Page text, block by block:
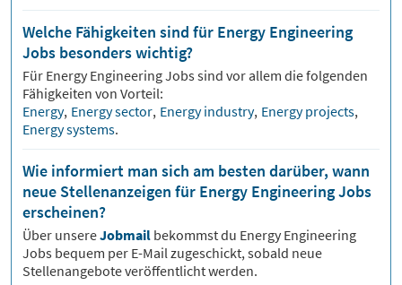
Welche Fähigkeiten sind für Energy Engineering
Jobs besonders wichtig?
Für Energy EngineeringJobs sind vor allem die folgenden
Fähigkeiten von Vorteil:
Energy, Energy sector, Energy industry, Energy projects,
Energy systems.
Wie informiert man sich am besten darüber, wann
neue Stellenanzeigen für Energy Engineering Jobs
erscheinen?
Über unsereJobmail bekommst du Energy Engineering
Jobs bequem per E-Mail zugeschickt, sobald neue
Stellenangebote veröffentlicht werden.